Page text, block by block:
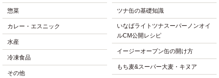
惣菜
カレー・エスニック
水産
冷凍食品
その他
ツナ缶の基礎知識
いなばライトツナスーパーノンオイ
ルCM公開レシピ
イージーオープン缶の開け方
もち麦&スーパー大麦・キヌア